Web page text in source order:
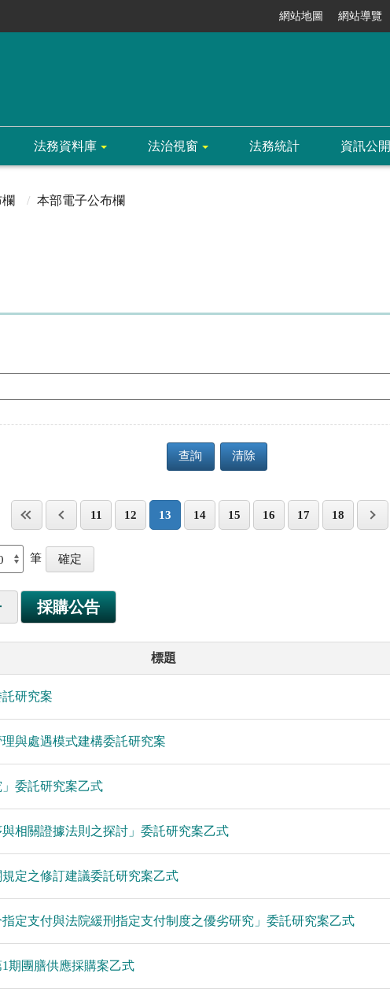
網站地圖 網站導覽
法務資料庫 法治視窗 法務統計 資訊公開
本部電子公布欄
查詢 清除
11 12 13 14 15 16 17 18
筆
採購公告
標題
研究案
與處遇模式建構委託研究案
委託研究案乙式
相關證據法則之探討」委託研究案乙式
定之修訂建議委託研究案乙式
定支付與法院緩刑指定支付制度之優劣研究」委託研究案乙式
期團膳供應採購案乙式